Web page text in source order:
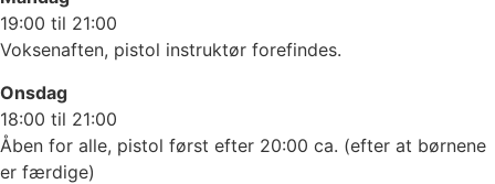
19:00 til 21:00
Voksenaften, pistol instruktør forefindes.
Onsdag
18:00 til 21:00
Åben for alle, pistol først efter 20:00 ca. (efter at børnene
er færdige)